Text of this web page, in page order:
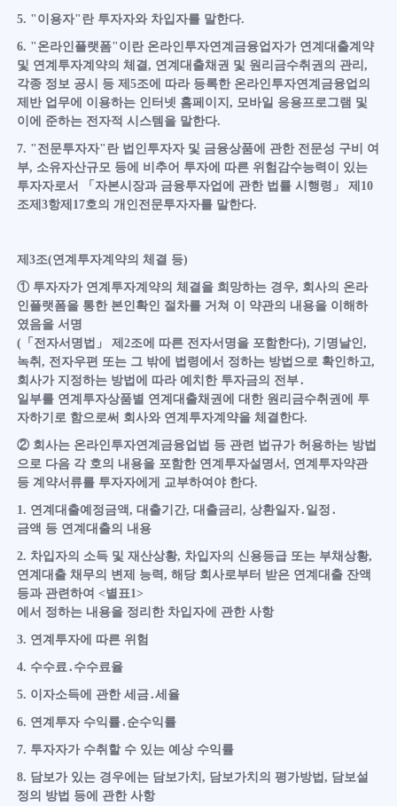
5. "이용자"란 투자자와 차입자를 말한다.
6. "온라인플랫폼"이란 온라인투자연계금융업자가 연계대출계약
및 연계투자계약의 체결, 연계대출채권 및 원리금수취권의 관리,
각종 정보 공시 등 제5조에 따라 등록한 온라인투자연계금융업의
제반 업무에 이용하는 인터넷 홈페이지, 모바일 응용프로그램 및
이에 준하는 전자적 시스템을 말한다.
7. "전문투자자"란 법인투자자 및 금융상품에 관한 전문성 구비 여
부, 소유자산규모 등에 비추어 투자에 따른 위험감수능력이 있는
투자자로서 「자본시장과 금융투자업에 관한 법률 시행령」 제10
조제3항제17호의 개인전문투자자를 말한다.
제3조(연계투자계약의 체결 등)
① 투자자가 연계투자계약의 체결을 희망하는 경우, 회사의 온라
인플랫폼을 통한 본인확인 절차를 거쳐 이 약관의 내용을 이해하
였음을 서명
(「전자서명법」 제2조에 따른 전자서명을 포함한다), 기명날인,
녹취, 전자우편 또는 그 밖에 법령에서 정하는 방법으로 확인하고,
회사가 지정하는 방법에 따라 예치한 투자금의 전부․
일부를 연계투자상품별 연계대출채권에 대한 원리금수취권에 투
자하기로 함으로써 회사와 연계투자계약을 체결한다.
② 회사는 온라인투자연계금융업법 등 관련 법규가 허용하는 방법
으로 다음 각 호의 내용을 포함한 연계투자설명서, 연계투자약관
등 계약서류를 투자자에게 교부하여야 한다.
1. 연계대출예정금액, 대출기간, 대출금리, 상환일자․일정․
금액 등 연계대출의 내용
2. 차입자의 소득 및 재산상황, 차입자의 신용등급 또는 부채상황,
연계대출 채무의 변제 능력, 해당 회사로부터 받은 연계대출 잔액
등과 관련하여 <별표1>
에서 정하는 내용을 정리한 차입자에 관한 사항
3. 연계투자에 따른 위험
4. 수수료․수수료율
5. 이자소득에 관한 세금․세율
6. 연계투자 수익률․순수익률
7. 투자자가 수취할 수 있는 예상 수익률
8. 담보가 있는 경우에는 담보가치, 담보가치의 평가방법, 담보설
정의 방법 등에 관한 사항